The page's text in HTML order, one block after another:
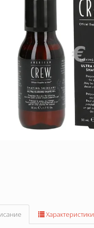
Характеристики